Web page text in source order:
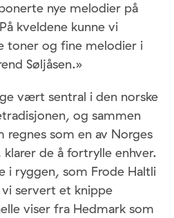
nye melodier på
kveldene kunne vi
toner og fine melodier i
Søljåsen.»
vært sentral i den norske
og sammen
regnes som en av Norges
de å fortrylle enhver.
i ryggen, som Frode Haltli
servert et knippe
viser fra Hedmark som